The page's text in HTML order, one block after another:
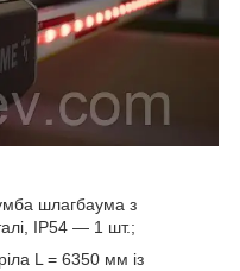
шлагбаума з
IP54 — 1 шт.;
L = 6350 мм із